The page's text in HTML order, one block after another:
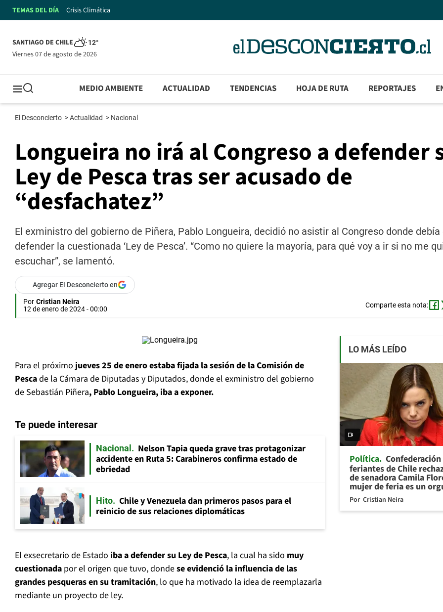
TEMAS DEL DÍA Crisis Climática
SANTIAGO DE CHILE 12°
viernes 07 de agosto de 2026
MEDIO AMBIENTE ACTUALIDAD TENDENCIAS HOJA DE RUTA REPORTAJES
El Desconcierto >Actualidad > Nacional
Longueira no irá al Congreso a defender
Ley de Pesca tras ser acusado de
“desfachatez”
El exministro del gobierno de Piñera, Pablo Longueira, decidió no asistir al Congreso donde debía
defender la cuestionada ‘Ley de Pesca’. “Como no quiere la mayoría, para qué voy a ir si no me
escuchar”, se lamentó.
Agregar El Desconcierto en
Por Cristian Neira
12 de enero de 2024 - 00:00
Comparte esta nota:
Para el próximojueves 25 de enero estaba fijada la sesión de la Comisión de
Pescade la Cámara de Diputadas y Diputados, donde el exministro del gobierno
de Sebastián Piñera, Pablo Longueira, iba a exponer.
Te puede interesar
Nacional
Nelson Tapia queda grave tras protagonizar
accidente en Ruta 5: Carabineros confirma estado de
ebriedad
Hito
Chile y Venezuela dan primeros pasos para el
reinicio de sus relaciones diplomáticas
El exsecretario de Estado iba a defender su Ley de Pesca, la cual ha sido muy
cuestionada por el origen que tuvo, dondese evidenció la influencia de las
grandes pesqueras en su tramitación, lo que ha motivado la idea de reemplazarla
mediante un proyecto de ley.
LO MÁS LEÍDO
Política Confederación
feriantes de Chile
de senadora Camila
mujer de feria es un
Por Cristian Neira